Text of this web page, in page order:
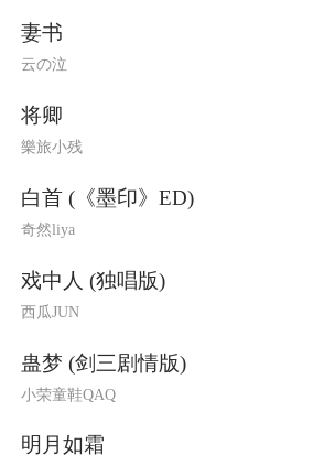
妻书
云の泣
将卿
樂旅小残
白首 (《墨印》ED)
奇然liya
戏中人 (独唱版)
西瓜JUN
蛊梦 (剑三剧情版)
小荣童鞋QAQ
明月如霜